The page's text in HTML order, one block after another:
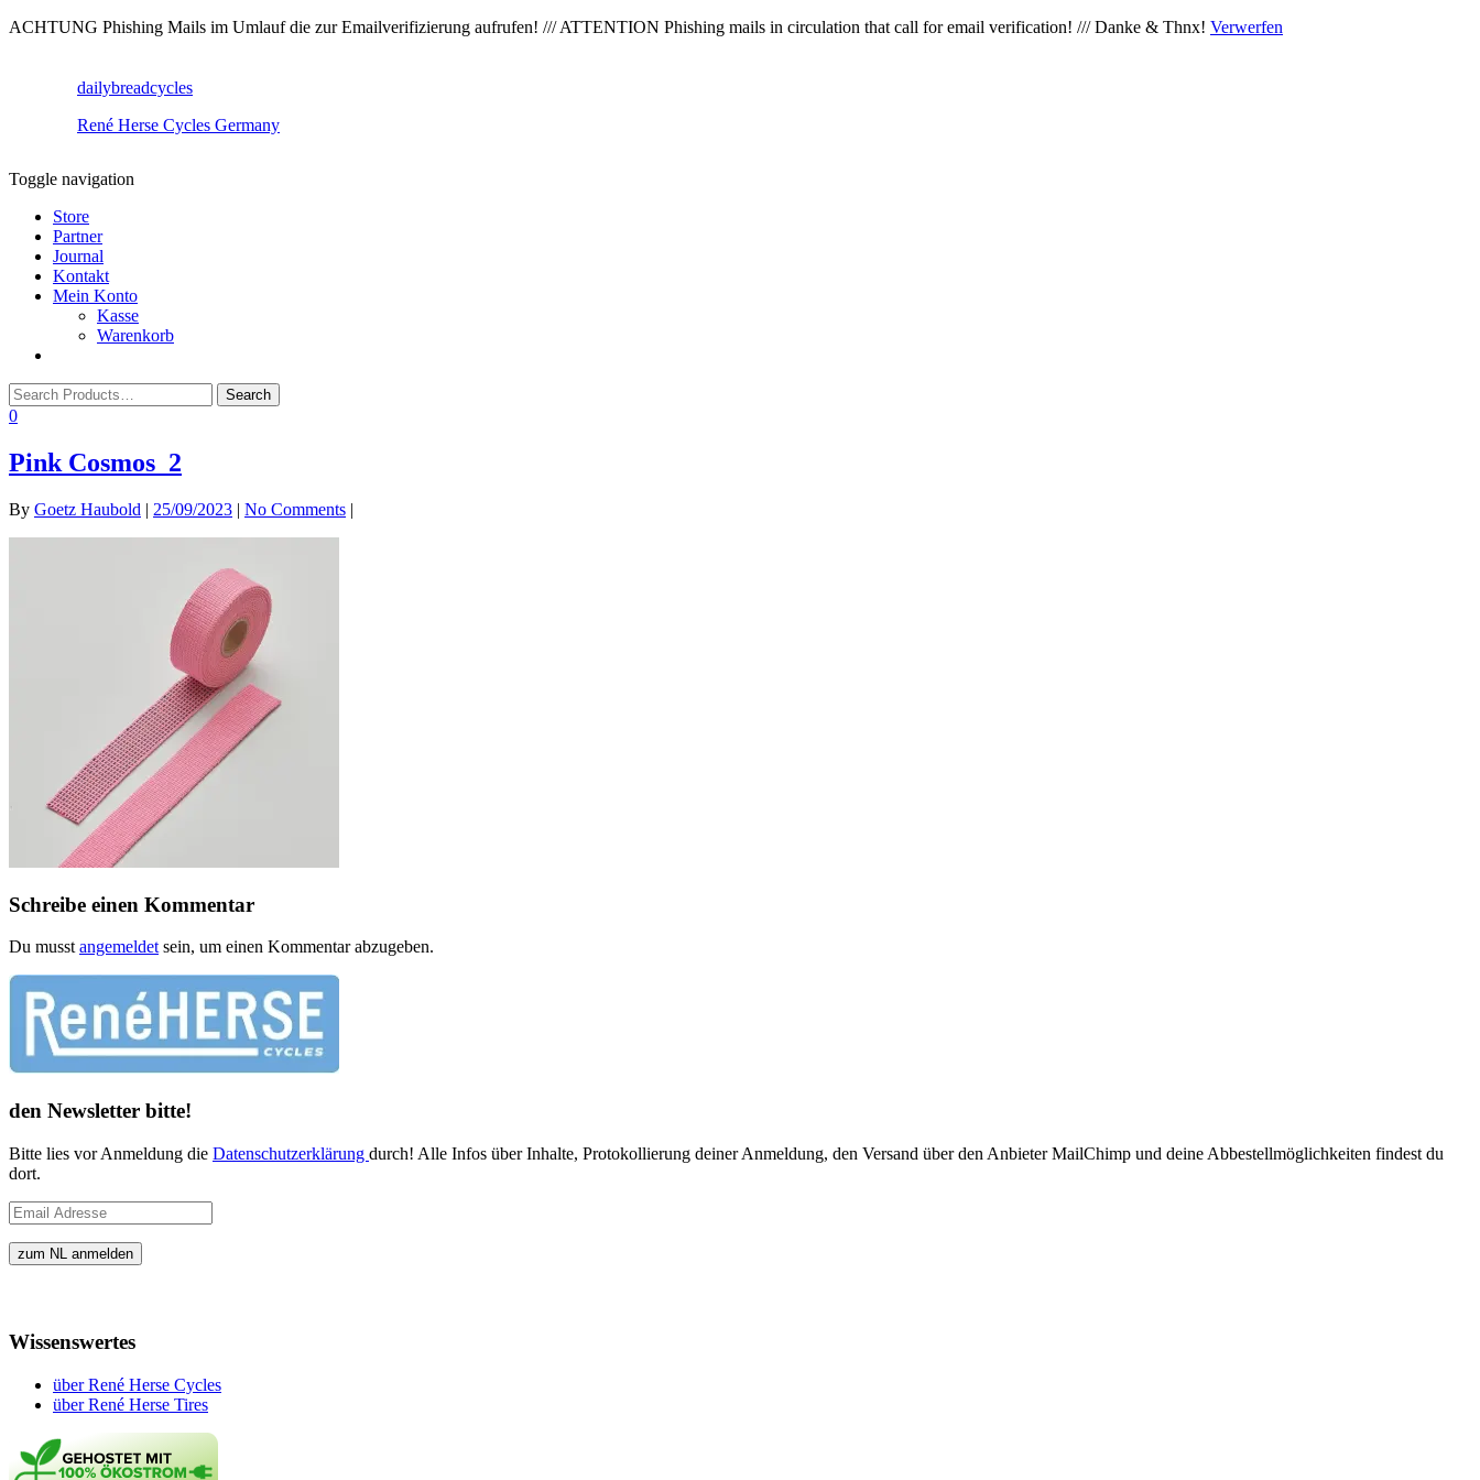
ACHTUNG Phishing Mails im Umlauf die zur Emailverifizierung aufrufen! /// ATTENTION Phishing mails in circulation that call for email verification! /// Danke & Thnx! Verwerfen
dailybreadcycles
René Herse Cycles Germany
Toggle navigation
Store
Partner
Journal
Kontakt
Mein Konto
Kasse
Warenkorb
0
Pink Cosmos_2
By Goetz Haubold | 25/09/2023 | No Comments |
Schreibe einen Kommentar
Du musst angemeldet sein, um einen Kommentar abzugeben.
den Newsletter bitte!
Bitte lies vor Anmeldung die Datenschutzerklärung durch! Alle Infos über Inhalte, Protokollierung deiner Anmeldung, den Versand über den Anbieter MailChimp und deine Abbestellmöglichkeiten findest du
dort.
Wissenswertes
über René Herse Cycles
über René Herse Tires